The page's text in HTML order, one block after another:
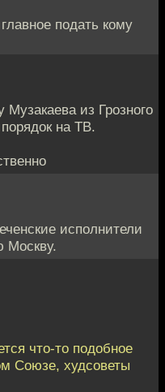
подать кому
из Грозного
на ТВ.
исполнители
Москву.
что-то подобное
Союзе, худсоветы